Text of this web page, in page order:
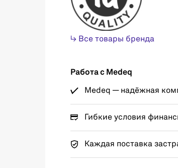
↳ Все товары бренда
Работа с Medeq
Medeq — надёжная
Гибкие условия
Каждая поставка